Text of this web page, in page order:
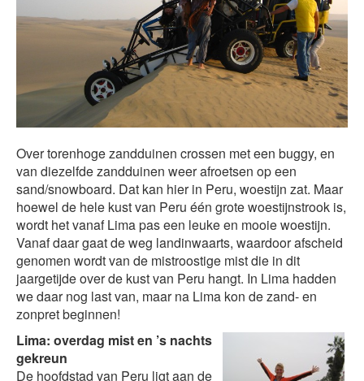
Over torenhoge zandduinen crossen met een buggy, en
van diezelfde zandduinen weer afroetsen op een
sand/snowboard. Dat kan hier in Peru, woestijn zat. Maar
hoewel de hele kust van Peru één grote woestijnstrook is,
wordt het vanaf Lima pas een leuke en mooie woestijn.
Vanaf daar gaat de weg landinwaarts, waardoor afscheid
genomen wordt van de mistroostige mist die in dit
jaargetijde over de kust van Peru hangt. In Lima hadden
we daar nog last van, maar na Lima kon de zand- en
zonpret beginnen!
Lima: overdag mist en ’s nachts
gekreun
De hoofdstad van Peru ligt aan de